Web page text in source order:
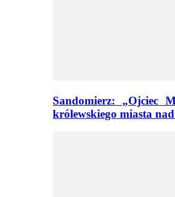
Sandomierz: „Ojciec
królewskiego miasta nad